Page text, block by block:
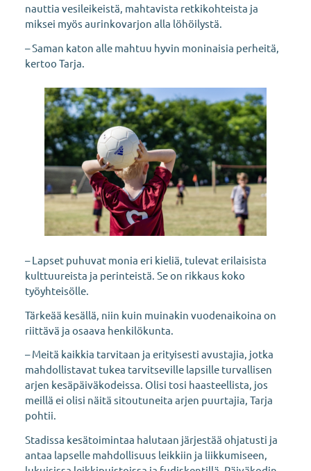
nauttia vesileikeistä, mahtavista retkikohteista ja
miksei myös aurinkovarjon alla löhöilystä.
– Saman katon alle mahtuu hyvin moninaisia perheitä,
kertoo Tarja.
– Lapset puhuvat monia eri kieliä, tulevat erilaisista
kulttuureista ja perinteistä. Se on rikkaus koko
työyhteisölle.
Tärkeää kesällä, niin kuin muinakin vuodenaikoina on
riittävä ja osaava henkilökunta.
– Meitä kaikkia tarvitaan ja erityisesti avustajia, jotka
mahdollistavat tukea tarvitseville lapsille turvallisen
arjen kesäpäiväkodeissa. Olisi tosi haasteellista, jos
meillä ei olisi näitä sitoutuneita arjen puurtajia, Tarja
pohtii.
Stadissa kesätoimintaa halutaan järjestää ohjatusti ja
antaa lapselle mahdollisuus leikkiin ja liikkumiseen,